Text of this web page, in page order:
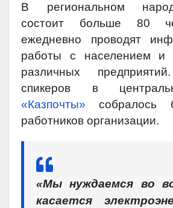
В региональном
состоит больше 80
ежедневно проводят
работы с населением и
различных
спикеров в
«Казпочты» собралось
работников организации.
«Мы нуждаемся во
касается